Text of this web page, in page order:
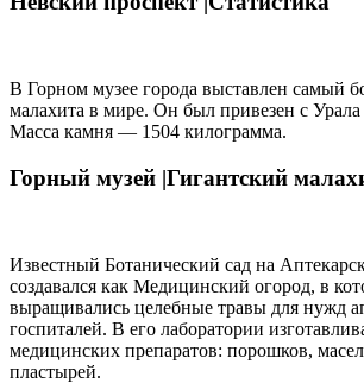
В Горном музее города выставлен самый
малахита в мире. Он был привезен с Урала
Масса камня — 1504 килограмма.
Горный музей |Гигантский
Известный Ботанический сад на
создавался как Медицинский огород, в
выращивались целебные травы для нужд
госпиталей. В его лаборатории
медицинских препаратов: порошков,
пластырей.